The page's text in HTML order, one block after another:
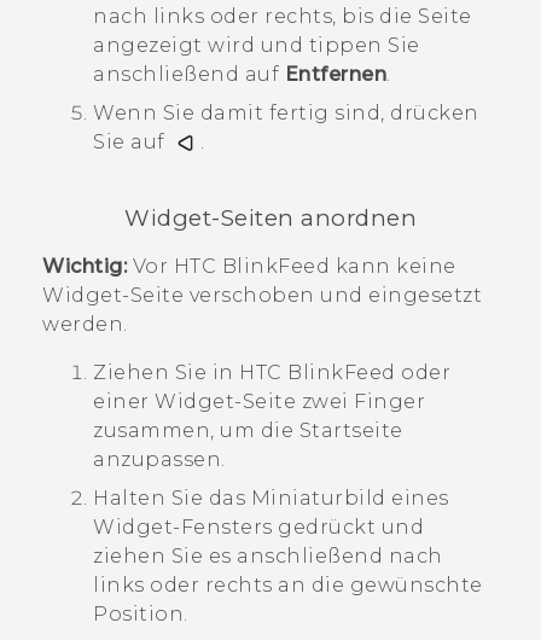
nach links oder rechts, bis die Seite
angezeigt wird und tippen Sie
anschließend auf Entfernen
Wenn Sie damit fertig sind, drücken
Sie auf
Widget-Seiten anordnen
Wichtig:Vor HTC BlinkFeed kann keine
Widget-Seite verschoben und eingesetzt
werden.
Ziehen Sie in HTC BlinkFeed oder
einer Widget-Seite zwei Finger
zusammen, um die Startseite
anzupassen.
Halten Sie das Miniaturbild eines
Widget-Fensters gedrückt und
ziehen Sie es anschließend nach
links oder rechts an die gewünschte
Position.